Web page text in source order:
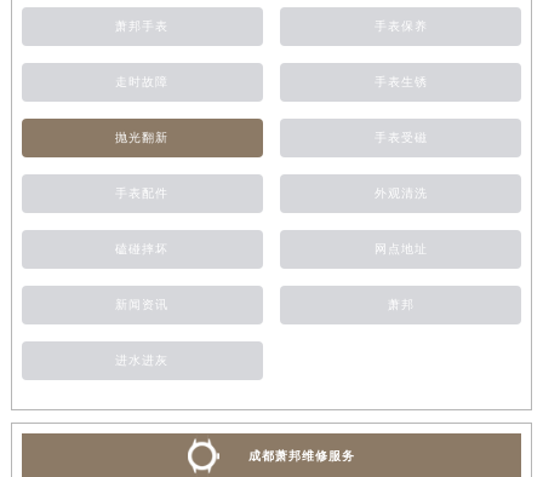
萧邦手表 手表保养
走时故障 手表生锈
抛光翻新 手表受磁
手表配件 外观清洗
磕碰摔坏 网点地址
新闻资讯 萧邦
进水进灰
成都萧邦维修服务